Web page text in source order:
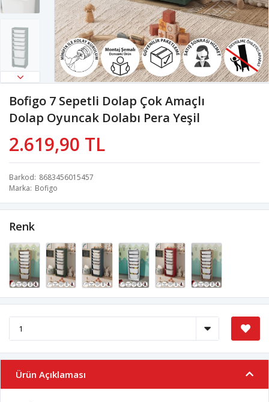
Bofigo 7 Sepetli Dolap Çok Amaçlı
Dolap Oyuncak Dolabı Pera Yeşil
2.619,90 TL
Barkod 8683456015457
Marka Bofigo
Renk
Ürün Açıklaması